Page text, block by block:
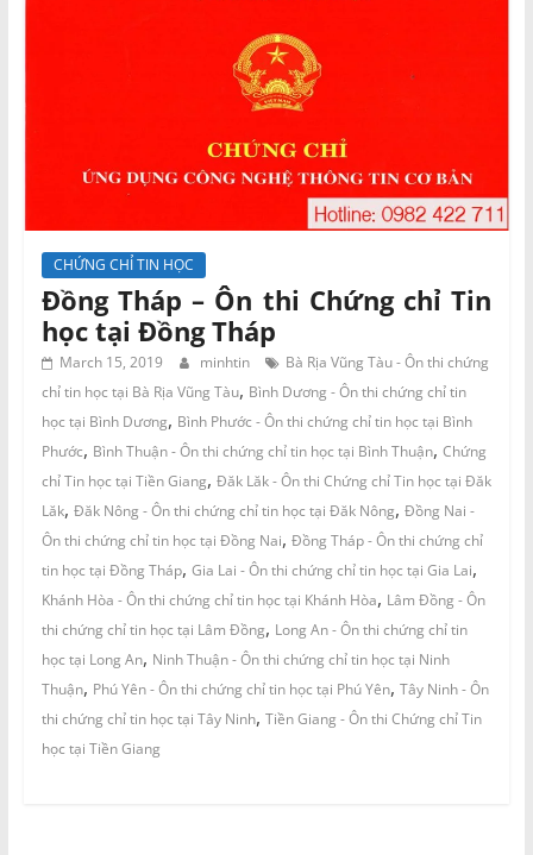
CHỨNG CHỈ TIN HỌC
Đồng Tháp – Ôn thi Chứng chỉ Tin
học tại Đồng Tháp
March 15, 2019 minhtin
Bà Rịa Vũng Tàu - Ôn thi chứng
chỉ tin học tại Bà Rịa Vũng Tàu, Bình Dương - Ôn thi chứng chỉ tin
học tại Bình Dương, Bình Phước - Ôn thi chứng chỉ tin học tại Bình
Phước, Bình Thuận - Ôn thi chứng chỉ tin học tại Bình Thuận, Chứng
chỉ Tin học tại Tiền Giang, Đăk Lăk - Ôn thi Chứng chỉ Tin học tại Đăk
Lăk, Đăk Nông - Ôn thi chứng chỉ tin học tại Đăk Nông, Đồng Nai -
Ôn thi chứng chỉ tin học tại Đồng Nai, Đồng Tháp - Ôn thi chứng chỉ
tin học tại Đồng Tháp, Gia Lai - Ôn thi chứng chỉ tin học tại Gia Lai,
Khánh Hòa - Ôn thi chứng chỉ tin học tại Khánh Hòa, Lâm Đồng - Ôn
thi chứng chỉ tin học tại Lâm Đồng, Long An - Ôn thi chứng chỉ tin
học tại Long An, Ninh Thuận - Ôn thi chứng chỉ tin học tại Ninh
Thuận, Phú Yên - Ôn thi chứng chỉ tin học tại Phú Yên, Tây Ninh - Ôn
thi chứng chỉ tin học tại Tây Ninh, Tiền Giang - Ôn thi Chứng chỉ Tin
học tại Tiền Giang